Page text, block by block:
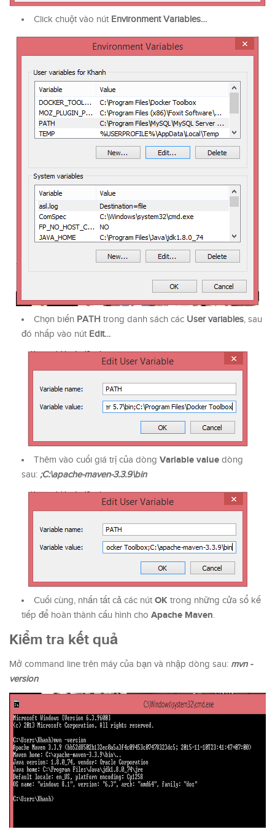
Click chuột vào nút Environment Variables…
Chọn biến PATH trong danh sách các User variables, sau
đó nhấp vào nút Edit…
Thêm vào cuối giá trị của dòng Variable value dòng
sau: ;C:\apache-maven-3.3.9\bin
Cuối cùng, nhấn tất cả các nút OK trong những cửa sổ kế
tiếp để hoàn thành cấu hình cho Apache Maven.
Kiểm tra kết quả
Mở command line trên máy của bạn và nhập dòng sau: mvn -
version